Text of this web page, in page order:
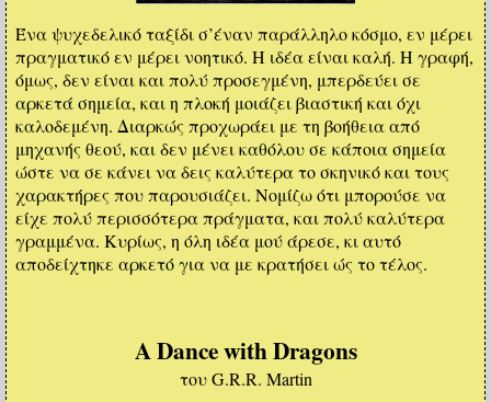
Ένα ψυχεδελικό ταξίδι σ’έναν παράλληλο κόσμο, εν μέρει
πραγματικό εν μέρει νοητικό. Η ιδέα είναι καλή. Η γραφή,
όμως, δεν είναι και πολύ προσεγμένη, μπερδεύει σε
αρκετά σημεία, και η πλοκή μοιάζει βιαστική και όχι
καλοδεμένη. Διαρκώς προχωράει με τη βοήθεια από
μηχανής θεού, και δεν μένει καθόλου σε κάποια σημεία
ώστε να σε κάνει να δεις καλύτερα το σκηνικό και τους
χαρακτήρες που παρουσιάζει. Νομίζω ότι μπορούσε να
είχε πολύ περισσότερα πράγματα, και πολύ καλύτερα
γραμμένα. Κυρίως, η όλη ιδέα μού άρεσε, κι αυτό
αποδείχτηκε αρκετό για να με κρατήσει ώς το τέλος.
A Dance with Dragons
του G.R.R. Martin